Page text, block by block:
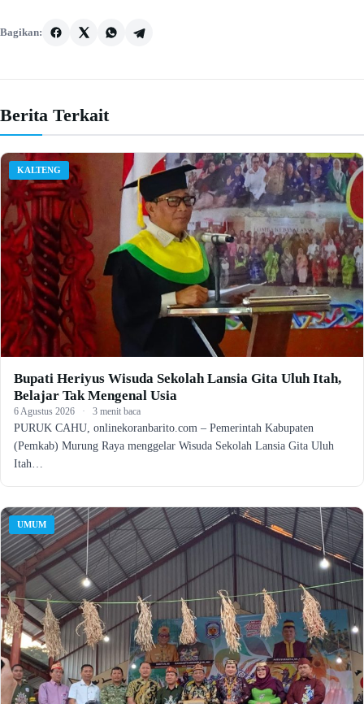
Bagikan:
Berita Terkait
KALTENG
Bupati Heriyus Wisuda Sekolah Lansia Gita Uluh Itah,
Belajar Tak Mengenal Usia
6 Agustus 2026 · 3 menit baca
PURUK CAHU, onlinekoranbarito.com – Pemerintah Kabupaten
(Pemkab) Murung Raya menggelar Wisuda Sekolah Lansia Gita Uluh
Itah…
UMUM